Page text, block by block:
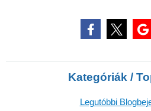
Kategóriák /
Legutóbbi